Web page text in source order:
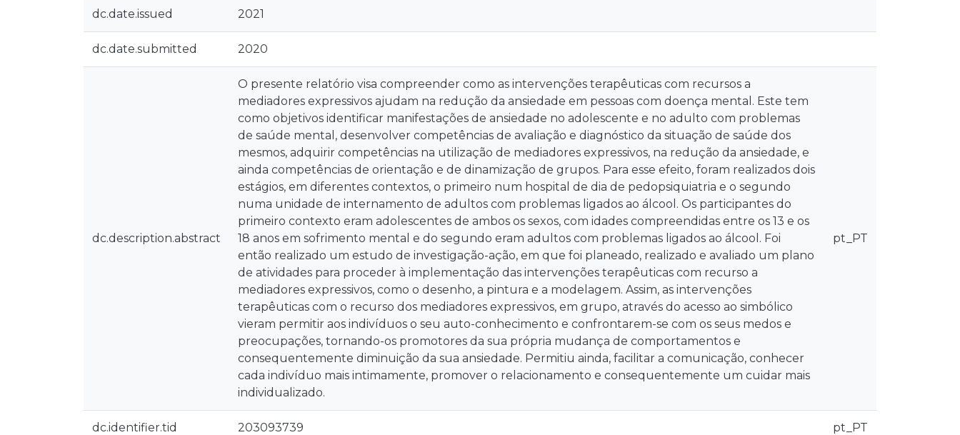
dc.date.issued 2021
dc.date.submitted 2020
dc.description.abstract
O presente relatório visa compreender como as intervenções terapêuticas com recursos a
mediadores expressivos ajudam na redução da ansiedade em pessoas com doença mental. Este tem
como objetivos identificar manifestações de ansiedade no adolescente e no adulto com problemas
de saúde mental, desenvolver competências de avaliação e diagnóstico da situação de saúde dos
mesmos, adquirir competências na utilização de mediadores expressivos, na redução da ansiedade, e
ainda competências de orientação e de dinamização de grupos. Para esse efeito, foram realizados dois
estágios, em diferentes contextos, o primeiro num hospital de dia de pedopsiquiatria e o segundo
numa unidade de internamento de adultos com problemas ligados ao álcool. Os participantes do
primeiro contexto eram adolescentes de ambos os sexos, com idades compreendidas entre os 13 e os
18 anos em sofrimento mental e do segundo eram adultos com problemas ligados ao álcool. Foi
então realizado um estudo de investigação-ação, em que foi planeado, realizado e avaliado um plano
de atividades para proceder à implementação das intervenções terapêuticas com recurso a
mediadores expressivos, como o desenho, a pintura e a modelagem. Assim, as intervenções
terapêuticas com o recurso dos mediadores expressivos, em grupo, através do acesso ao simbólico
vieram permitir aos indivíduos o seu auto-conhecimento e confrontarem-se com os seus medos e
preocupações, tornando-os promotores da sua própria mudança de comportamentos e
consequentemente diminuição da sua ansiedade. Permitiu ainda, facilitar a comunicação, conhecer
cada indivíduo mais intimamente, promover o relacionamento e consequentemente um cuidar mais
individualizado.
pt_PT
dc.identifier.tid 203093739 pt_PT